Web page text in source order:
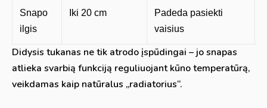
Snapo
ilgis
Iki 20 cm
Padeda pasiekti
vaisius
Didysis tukanas ne tik atrodo įspūdingai – jo snapas
atlieka svarbią funkciją reguliuojant kūno temperatūrą,
veikdamas kaip natūralus „radiatorius“.